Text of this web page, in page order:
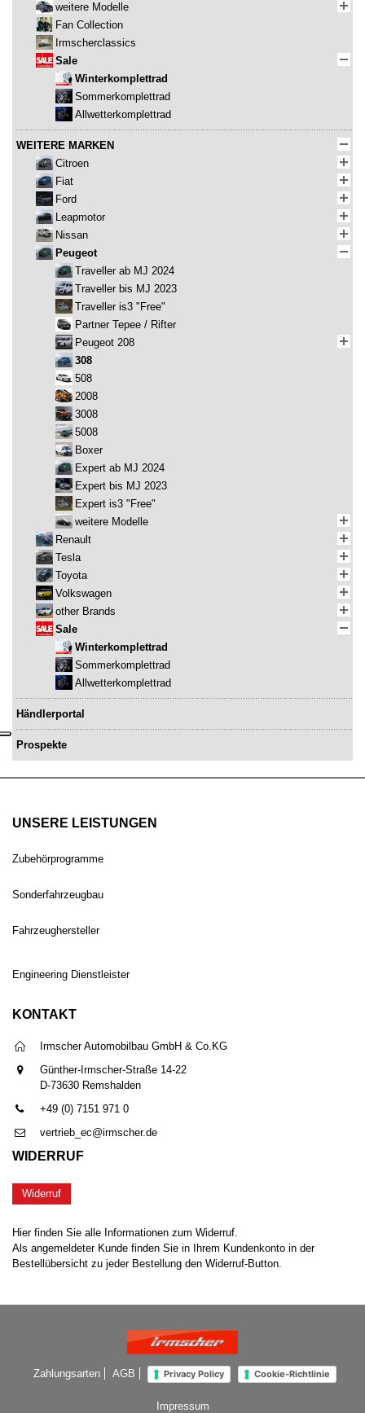
weitere Modelle
Fan Collection
Irmscherclassics
Sale
Winterkomplettrad
Sommerkomplettrad
Allwetterkomplettrad
WEITERE MARKEN
Citroen
Fiat
Ford
Leapmotor
Nissan
Peugeot
Traveller ab MJ 2024
Traveller bis MJ 2023
Traveller is3 "Free"
Partner Tepee / Rifter
Peugeot 208
308
508
2008
3008
5008
Boxer
Expert ab MJ 2024
Expert bis MJ 2023
Expert is3 "Free"
weitere Modelle
Renault
Tesla
Toyota
Volkswagen
other Brands
Sale
Winterkomplettrad
Sommerkomplettrad
Allwetterkomplettrad
Händlerportal
Prospekte
UNSERE LEISTUNGEN
Zubehörprogramme
Sonderfahrzeugbau
Fahrzeughersteller
Engineering Dienstleister
KONTAKT
Irmscher Automobilbau GmbH & Co.KG
Günther-Irmscher-Straße 14-22
D-73630 Remshalden
+49 (0) 7151 971 0
vertrieb_ec@irmscher.de
WIDERRUF
Widerruf
Hier finden Sie alle Informationen zum Widerruf.
Als angemeldeter Kunde finden Sie in Ihrem Kundenkonto in der
Bestellübersicht zu jeder Bestellung den Widerruf-Button.
Zahlungsarten AGB Privacy Policy Cookie-Richtlinie
Impressum